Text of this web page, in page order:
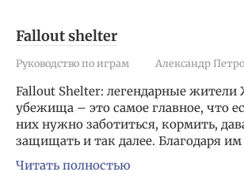
Fallout shelter
Руководство по играм Александр
Fallout Shelter: легендарные
убежища – это самое главное, что
них нужно заботиться, кормить,
защищать и так далее. Благодаря
Читать полностью